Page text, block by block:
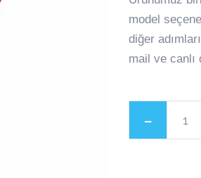
model
diğer
mail ve canlı